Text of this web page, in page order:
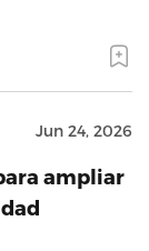
Jun 24, 2026
ampliar